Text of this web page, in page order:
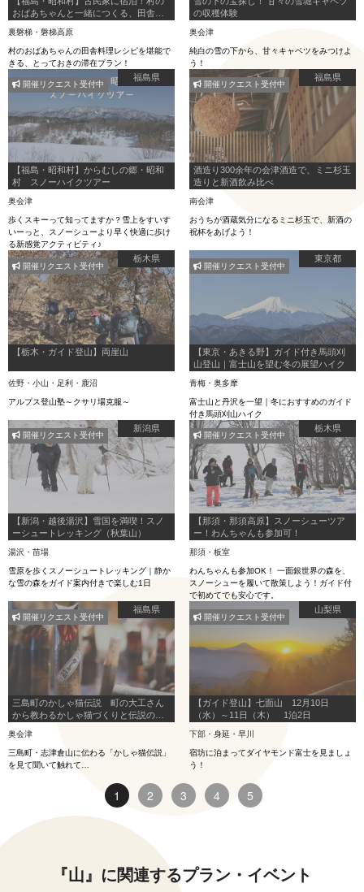
おばあちゃんと一緒につくる、田舎の
裏磐梯・磐梯高原
村のおばあちゃんの田舎料理レシピを堪能で
きる、とっておきの滞在プラン！
の収穫体験
奥会津
純白の雪の下から、甘々キャベツをみつけよ
う！
福島県
【福島・昭和村】からむしの郷・昭和
村 スノーハイクツアー
奥会津
歩くスキーって知ってますか？雪上をすいす
いーっと、スノーシューより早く快適に歩け
る新感覚アクティビティ♪
開催リクエスト受付中
福島県
酒造り300余年の会津酒造で、ミニ杉玉
造りと新酒飲み比べ
南会津
おうちが酒蔵気分になるミニ杉玉で、新酒の
祝杯をあげよう！
開催リクエスト受付中
栃木県
【栃木・ガイド登山】両崖山
佐野・小山・足利・鹿沼
アルプス登山塾～クサリ場克服～
開催リクエスト受付中
東京都
【東京・あきる野】ガイド付き馬頭刈
山登山｜富士山を望む冬の展望ハイク
青梅・奥多摩
富士山と丹沢を一望｜冬におすすめのガイド
付き馬頭刈山ハイク
開催リクエスト受付中
新潟県
【新潟・越後湯沢】雪国を満喫！スノ
ーシュートレッキング（秋葉山）
湯沢・苗場
雪原を歩くスノーシュートレッキング｜静か
な雪の森をガイド案内付きで楽しむ1日
開催リクエスト受付中
栃木県
【那須・那須高原】スノーシューツア
ー！わんちゃんも参加可！
那須・板室
わんちゃんも参加OK！ 一面銀世界の森を、
スノーシューを履いて散策しよう！ガイド付
で初めてでも安心です。
開催リクエスト受付中
福島県
三島町のかしゃ猫伝説 町の大工さん
から教わるかしゃ猫づくりと伝説の昔
奥会津
三島町・志津倉山に伝わる「かしゃ猫伝説」
を見て聞いて触れて…
開催リクエスト受付中
山梨県
【ガイド登山】七面山 12月10日
（水）～11日（木） 1泊2日
下部・身延・早川
宿坊に泊まってダイヤモンド富士を見ましょ
う！
開催リクエスト受付中
1 2 3 4 5
『山』に関連するプラン・イベント